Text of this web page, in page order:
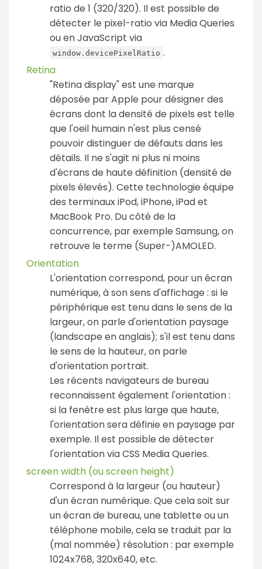
ratio de 1 (320/320). Il est possible de
détecter le pixel-ratio via Media Queries
ou en JavaScript via
window.devicePixelRatio .
Retina
"Retina display" est une marque
déposée par Apple pour désigner des
écrans dont la densité de pixels est telle
que l'oeil humain n'est plus censé
pouvoir distinguer de défauts dans les
détails. Il ne s'agit ni plus ni moins
d'écrans de haute définition (densité de
pixels élevés). Cette technologie équipe
des terminaux iPod, iPhone, iPad et
MacBook Pro. Du côté de la
concurrence, par exemple Samsung, on
retrouve le terme (Super-)AMOLED.
Orientation
L'orientation correspond, pour un écran
numérique, à son sens d'affichage : si le
périphérique est tenu dans le sens de la
largeur, on parle d'orientation paysage
(landscape en anglais); s'il est tenu dans
le sens de la hauteur, on parle
d'orientation portrait.
Les récents navigateurs de bureau
reconnaissent également l'orientation :
si la fenêtre est plus large que haute,
l'orientation sera définie en paysage par
exemple. Il est possible de détecter
l'orientation via CSS Media Queries.
screen width (ou screen height)
Correspond à la largeur (ou hauteur)
d'un écran numérique. Que cela soit sur
un écran de bureau, une tablette ou un
téléphone mobile, cela se traduit par la
(mal nommée) résolution : par exemple
1024x768, 320x640, etc.